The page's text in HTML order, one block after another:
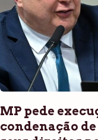
MP pede
condenação